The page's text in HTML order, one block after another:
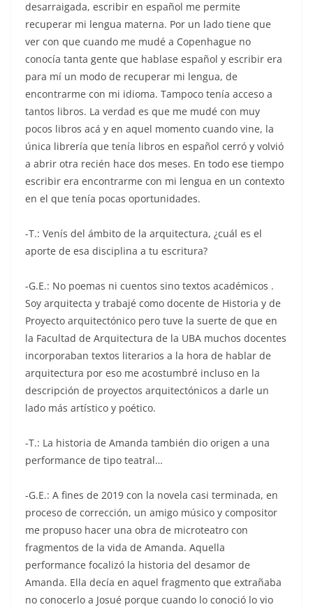
desarraigada, escribir en español me permite
recuperar mi lengua materna. Por un lado tiene que
ver con que cuando me mudé a Copenhague no
conocía tanta gente que hablase español y escribir era
para mí un modo de recuperar mi lengua, de
encontrarme con mi idioma. Tampoco tenía acceso a
tantos libros. La verdad es que me mudé con muy
pocos libros acá y en aquel momento cuando vine, la
única librería que tenía libros en español cerró y volvió
a abrir otra recién hace dos meses. En todo ese tiempo
escribir era encontrarme con mi lengua en un contexto
en el que tenía pocas oportunidades.
-T.: Venís del ámbito de la arquitectura, ¿cuál es el
aporte de esa disciplina a tu escritura?
-G.E.: No poemas ni cuentos sino textos académicos .
Soy arquitecta y trabajé como docente de Historia y de
Proyecto arquitectónico pero tuve la suerte de que en
la Facultad de Arquitectura de la UBA muchos docentes
incorporaban textos literarios a la hora de hablar de
arquitectura por eso me acostumbré incluso en la
descripción de proyectos arquitectónicos a darle un
lado más artístico y poético.
-T.: La historia de Amanda también dio origen a una
performance de tipo teatral…
-G.E.: A fines de 2019 con la novela casi terminada, en
proceso de corrección, un amigo músico y compositor
me propuso hacer una obra de microteatro con
fragmentos de la vida de Amanda. Aquella
performance focalizó la historia del desamor de
Amanda. Ella decía en aquel fragmento que extrañaba
no conocerlo a Josué porque cuando lo conoció lo vio